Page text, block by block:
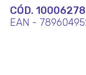
CÓD. 10006278
EAN -